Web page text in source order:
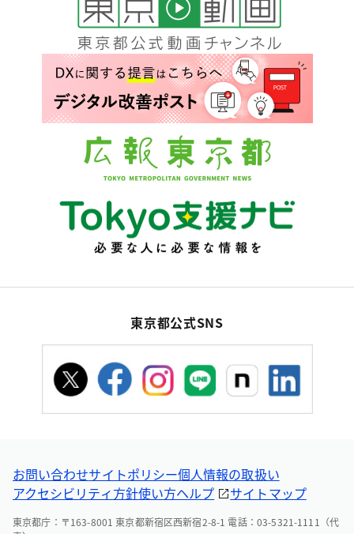
東京都公式SNS
お問い合わせサイトポリシー個人情報の取扱い
アクセシビリティ方針使い方ヘルプ サイトマップ
東京都庁：〒163-8001 東京都新宿区西新宿2-8-1 電話：03-5321-1111（代